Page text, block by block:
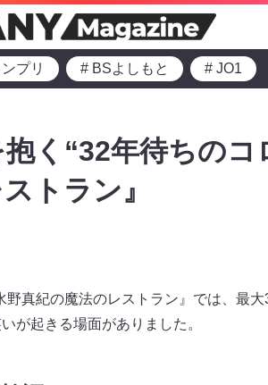
プリ # BSよしもと # JO1
く“32年待ちの
トラン』
真紀の魔法のレストラン』では、最
が起きる場面がありました。